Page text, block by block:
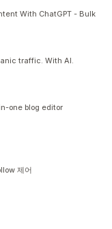
With ChatGPT - Bulk
traffic. With AI.
one blog editor
제어